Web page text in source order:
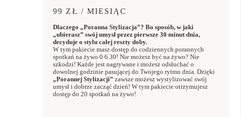
99 ZŁ / MIESIĄC
Dlaczego „Poranna Stylizacja”? Bo sposób, w jaki
„ubierasz” swój umysł przez pierwsze 30 minut dnia,
decyduje o stylu całej reszty doby.
W tym pakiecie masz dostęp do codziennych porannych
spotkań na żywo 0 6.30! Nie możesz być na żywo? Nie
szkodzi! Każde jest nagrywane i możesz odsłuchać o
dowolnej godzinie pasującej do Twojego rytmu dnia. Dzięki
„Porannej Stylizacji” zawsze możesz wystylizować swój
umysł i dobrze zacząć dzień! W tym pakiecie otrzymujesz
dostęp do 20 spotkań na żywo!